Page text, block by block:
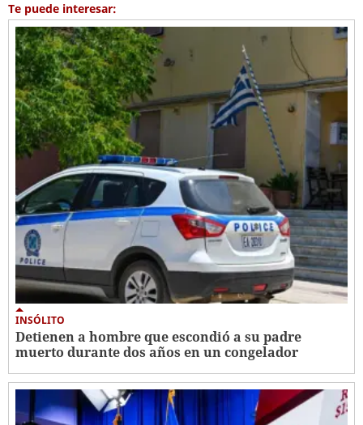
Te puede interesar:
INSÓLITO
Detienen a hombre que escondió a su padre
muerto durante dos años en un congelador